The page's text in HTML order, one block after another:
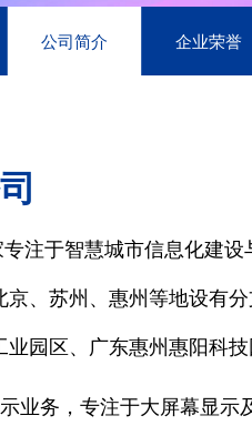
公司简介 企业荣誉
注于智慧城市信息化建
、苏州、惠州等地设有
园区、广东惠州惠阳科技
业务，专注于大屏幕显